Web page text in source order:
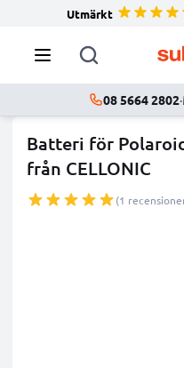
Utmärkt
08 5664 2802·
Batteri för
från CELLONIC
(1